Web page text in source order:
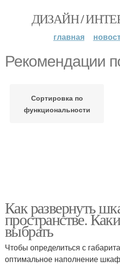
ДИЗАЙН /
главная
Рекомендации
Сортировка по
функциональности
Как развернуть
пространстве.
выбрать
Чтобы определиться с
оптимальное наполнение